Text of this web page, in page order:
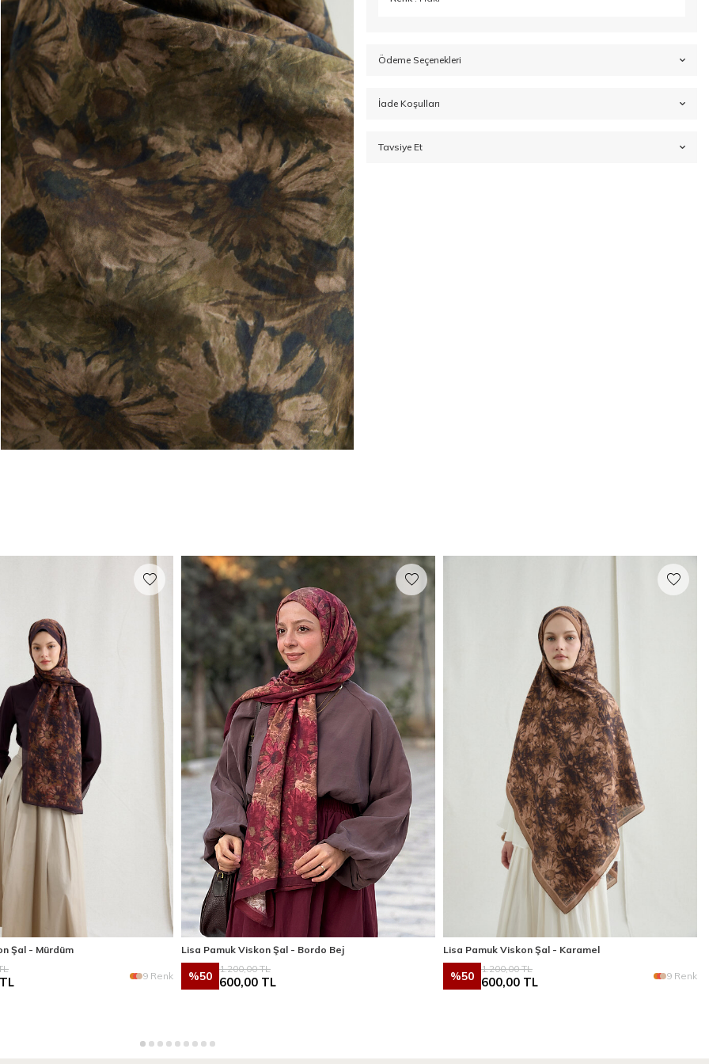
Ödeme Seçenekleri
İade Koşulları
Tavsiye Et
Şal - Mürdüm
9 Renk
Lisa Pamuk Viskon Şal - Bordo Bej
%50
1.200,00TL
600,00 TL
Lisa Pamuk Viskon Şal - Karamel
%50
1.200,00TL
600,00 TL 9 Renk